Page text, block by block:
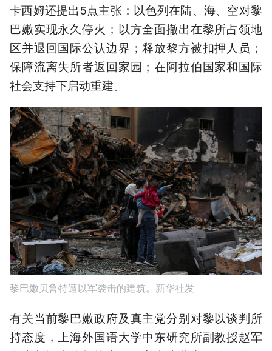
卡西姆还提出5点主张：以色列在陆、海、空对黎
巴嫩实现永久停火；以方全面撤出在黎所占领地
区并退回国际公认边界；释放黎方被扣押人员；
保障流离失所者返回家园；在阿拉伯国家和国际
社会支持下启动重建。
黎巴嫩贝鲁特遭以军袭击的建筑。新华社发
有关当前黎巴嫩政府及真主党分别对黎以谈判所
持态度，上海外国语大学中东研究所副教授赵军